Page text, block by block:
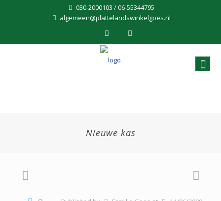
030-2000103 / 06-55344795
algemeen@plattelandswinkelgoes.nl
Nieuwe kas